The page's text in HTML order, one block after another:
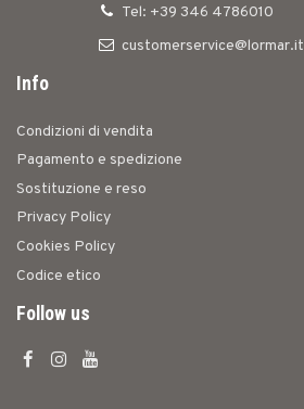
Tel: +39 346 4786010
customerservice@lormar.it
Info
Condizioni di vendita
Pagamento e spedizione
Sostituzione e reso
Privacy Policy
Cookies Policy
Codice etico
Follow us